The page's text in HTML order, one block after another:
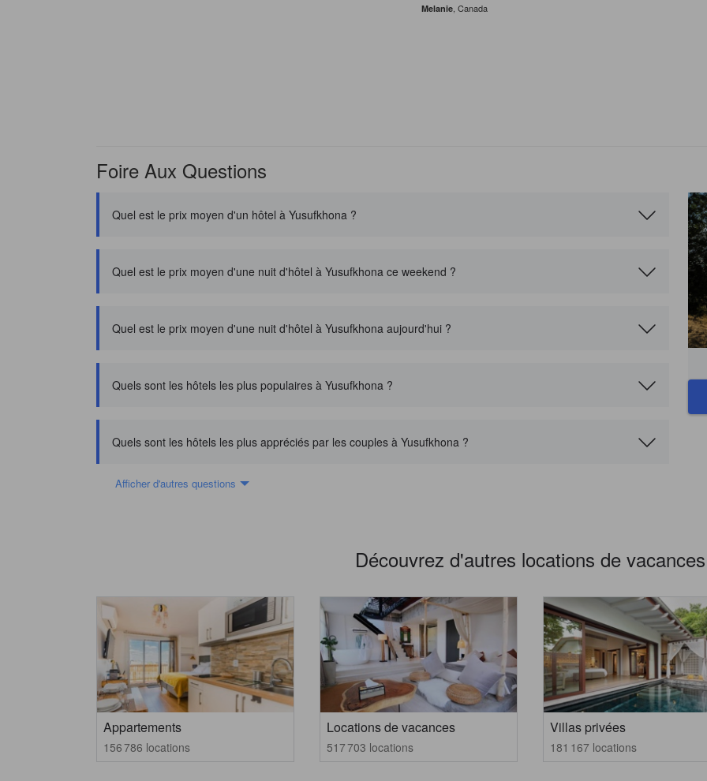
Melanie, Canada
Foire Aux Questions
Quel est le prix moyen d'un hôtel à Yusufkhona ?
Quel est le prix moyen d'une nuit d'hôtel à Yusufkhona ce weekend ?
Quel est le prix moyen d'une nuit d'hôtel à Yusufkhona aujourd'hui ?
Quels sont les hôtels les plus populaires à Yusufkhona ?
Quels sont les hôtels les plus appréciés par les couples à Yusufkhona ?
Afficher d'autres questions
Découvrez d'autres locations de vacances
Appartements
156 786 locations
Locations de vacances
517 703 locations
Villas privées
181 167 locations